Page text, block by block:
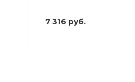
7 316 руб.